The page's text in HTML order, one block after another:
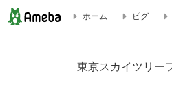
B2サイズの2017年カレンダーを
ホーム ピグ
東京スカイツリー